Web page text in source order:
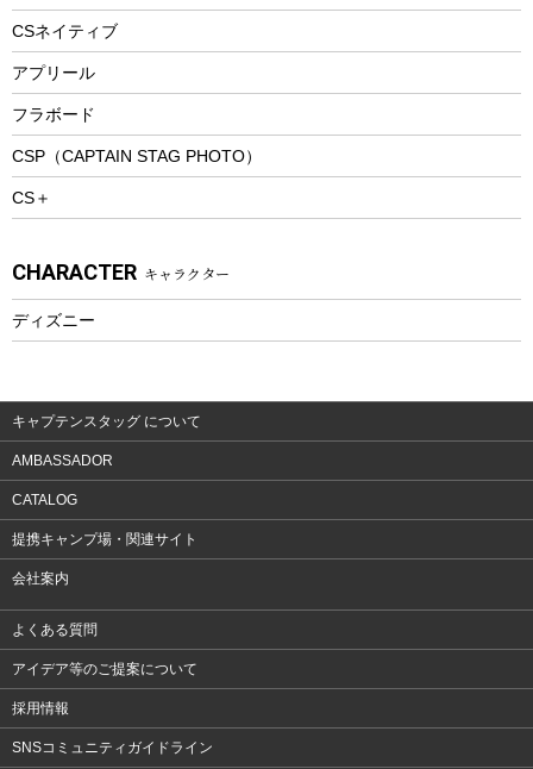
トレッキング
トレッキングアクセサリー
プレイグッズ
ウェルネス
ウェア、タオル
ウェア
CSネイティブ
アプリール
フラボード
CSP（CAPTAIN STAG PHOTO）
CS＋
CHARACTER キャラクター
ディズニー
キャプテンスタッグ について
AMBASSADOR
CATALOG
提携キャンプ場・関連サイト
会社案内
よくある質問
アイデア等のご提案について
採用情報
SNSコミュニティガイドライン